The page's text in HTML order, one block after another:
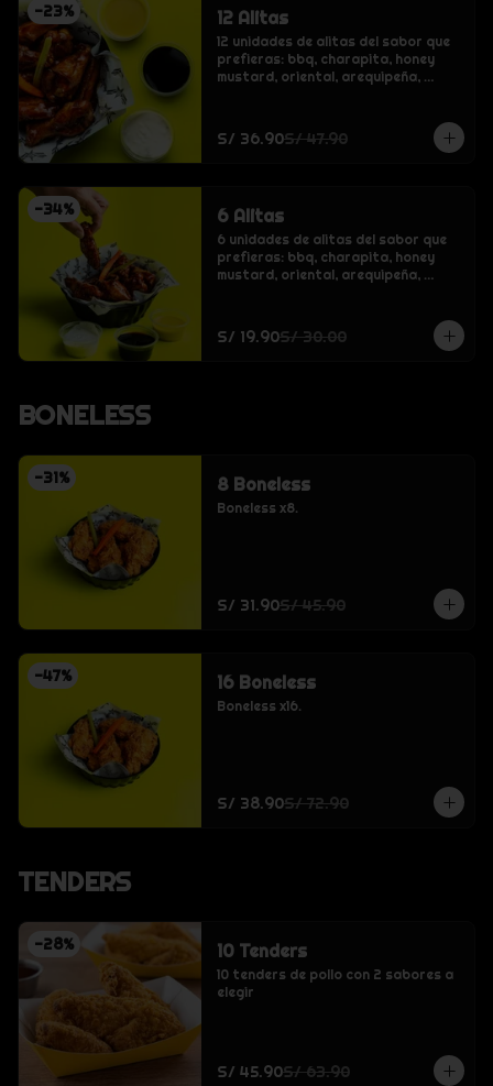
-23% 12 Alitas
12 unidades de alitas del sabor que
prefieras: bbq, charapita, honey
mustard, oriental, arequipeña,
S/ 36.90S/ 47.90
-34% 6 Alitas
6 unidades de alitas del sabor que
prefieras: bbq, charapita, honey
mustard, oriental, arequipeña,
S/ 19.90S/ 30.00
BONELESS
-31% 8 Boneless
Boneless x8.
S/ 31.90S/ 45.90
-47% 16 Boneless
Boneless x16.
S/ 38.90S/ 72.90
TENDERS
-28% 10 Tenders
10 tenders de pollo con 2 sabores a
elegir
S/ 45.90S/ 63.90